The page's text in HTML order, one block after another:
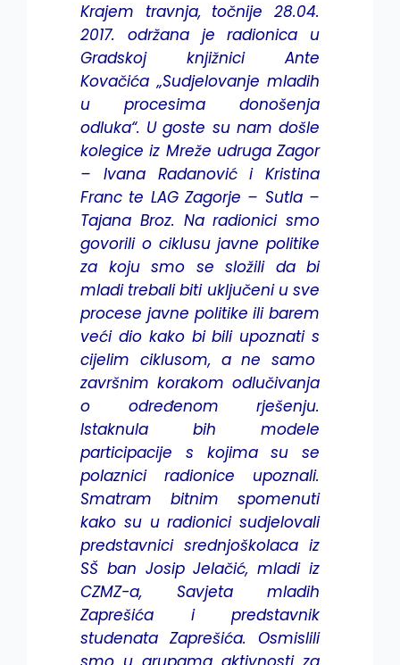
Krajem travnja, točnije 28.04.
2017. održana je radionica u
Gradskoj knjižnici Ante
Kovačića „Sudjelovanje mladih
u procesima donošenja
odluka“. U goste su nam došle
kolegice iz Mreže udruga Zagor
– Ivana Radanović i Kristina
Franc te LAG Zagorje – Sutla –
Tajana Broz. Na radionici smo
govorili o ciklusu javne politike
za koju smo se složili da bi
mladi trebali biti uključeni u sve
procese javne politike ili barem
veći dio kako bi bili upoznati s
cijelim ciklusom, a ne samo
završnim korakom odlučivanja
o određenom rješenju.
Istaknula bih modele
participacije s kojima su se
polaznici radionice upoznali.
Smatram bitnim spomenuti
kako su u radionici sudjelovali
predstavnici srednjoškolaca iz
SŠ ban Josip Jelačić, mladi iz
CZMZ-a, Savjeta mladih
Zaprešića i predstavnik
studenata Zaprešića. Osmislili